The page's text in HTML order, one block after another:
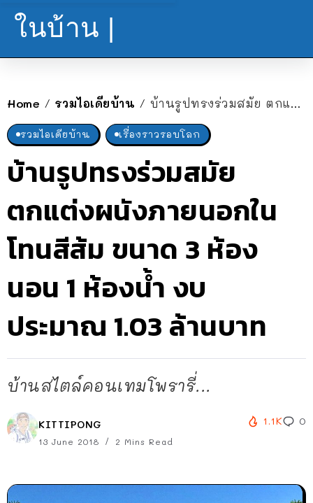
ในบ้าน |
Home / รวมไอเดียบ้าน / บ้านรูปทรงร่วมสมัย ตกแต่งผนังภายนอกในโทนสีส้ม ขนาด 3 ห้องนอน 1 ห้องน้ำ งบประมาณ 1.03 ล้านบาท
รวมไอเดียบ้าน เรื่องราวรอบโลก
บ้านรูปทรงร่วมสมัย
ตกแต่งผนังภายนอกใน
โทนสีส้ม ขนาด 3 ห้อง
นอน 1 ห้องน้ำ งบ
ประมาณ 1.03 ล้านบาท
บ้านสไตล์คอนเทมโพรารี่...
KITTIPONG
13 June 2018 2 Mins Read
1.1K 0